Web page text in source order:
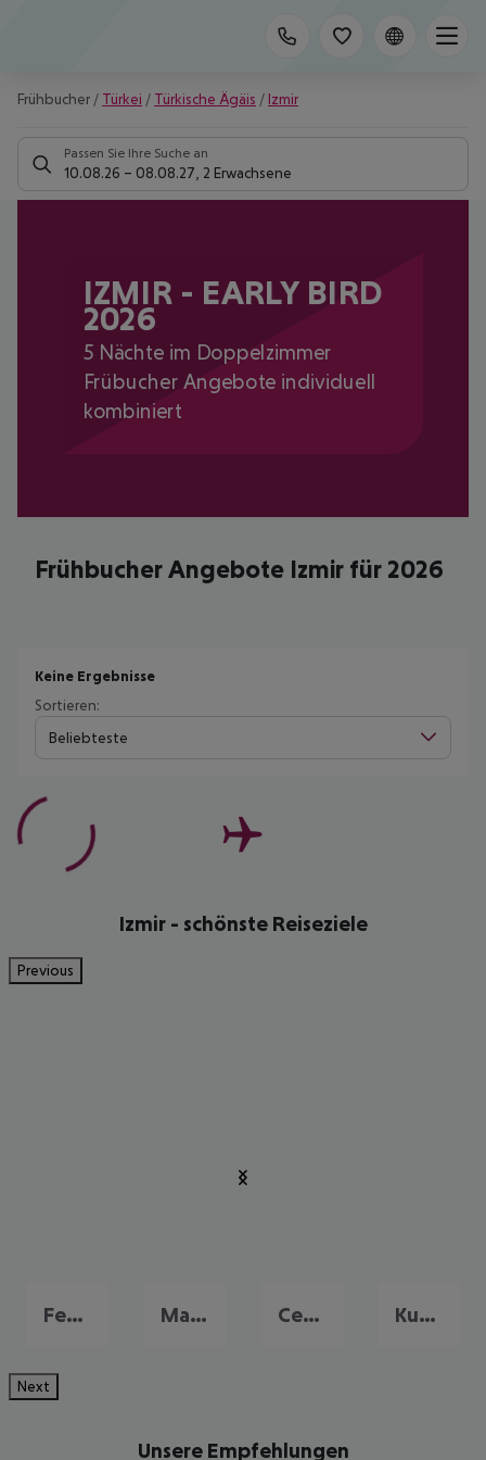
Frühbucher / Türkei / Türkische Ägäis / Izmir
Passen Sie Ihre Suche an
10.08.26 – 08.08.27 2 Erwachsene
IZMIR - EARLY BIRD
2026
5 Nächte im Doppelzimmer
Frübucher Angebote individuell
kombiniert
Frühbucher Angebote Izmir für 2026
Keine Ergebnisse
Sortieren:
Beliebteste
Izmir - schönste Reiseziele
Previous
Fethiye Marmaris Cesme Kusadasi
Next
Unsere Empfehlungen